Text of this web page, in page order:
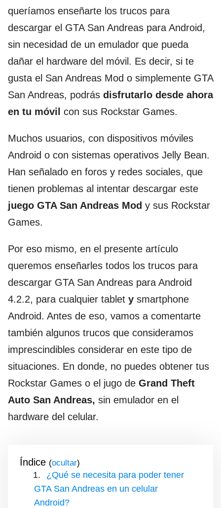
queríamos enseñarte los trucos para
descargar el GTA San Andreas para Android,
sin necesidad de un emulador que pueda
dañar el hardware del móvil. Es decir, si te
gusta el San Andreas Mod o simplemente GTA
San Andreas, podrás disfrutarlo desde ahora
en tu móvil con sus Rockstar Games.
Muchos usuarios, con dispositivos móviles
Android o con sistemas operativos Jelly Bean.
Han señalado en foros y redes sociales, que
tienen problemas al intentar descargar este
juego GTA San Andreas Mod y sus Rockstar
Games.
Por eso mismo, en el presente artículo
queremos enseñarles todos los trucos para
descargar GTA San Andreas para Android
4.2.2, para cualquier tablet y smartphone
Android. Antes de eso, vamos a comentarte
también algunos trucos que consideramos
imprescindibles considerar en este tipo de
situaciones. En donde, no puedes obtener tus
Rockstar Games o el jugo de Grand Theft
Auto San Andreas, sin emulador en el
hardware del celular.
Índice ( )
¿Qué se necesita para poder tener
GTA San Andreas en un celular
Android?